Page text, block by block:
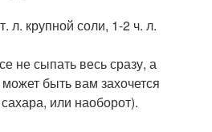
л. крупной соли, 1-2 ч. л.
не сыпать весь сразу, а
быть вам захочется
или наоборот).